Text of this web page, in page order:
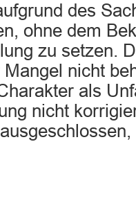
des
ohne dem
zu setzen.
nicht
als
nicht